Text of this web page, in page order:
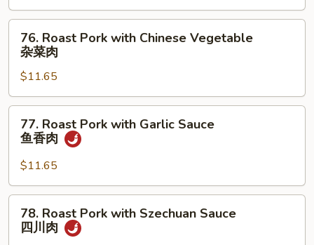
Broccoli
芥
Roast
Pork
with
Chinese
Vegetable
76. Roast Pork with Chinese Vegetable
杂菜肉
$11.65
Roast
Pork
with
Garlic
Sauce
77. Roast Pork with Garlic Sauce
鱼香肉
$11.65
Roast
Pork
78. Roast Pork with Szechuan Sauce
四川肉